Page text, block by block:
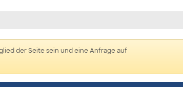
der Seite sein und eine Anfrage auf